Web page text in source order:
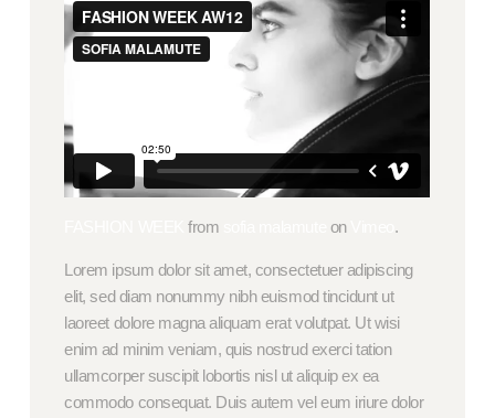
from on .
Lorem ipsum dolor sit amet, consectetuer adipiscing
elit, sed diam nonummy nibh euismod tincidunt ut
laoreet dolore magna aliquam erat volutpat. Ut wisi
enim ad minim veniam, quis nostrud exerci tation
ullamcorper suscipit lobortis nisl ut aliquip ex ea
commodo consequat. Duis autem vel eum iriure dolor